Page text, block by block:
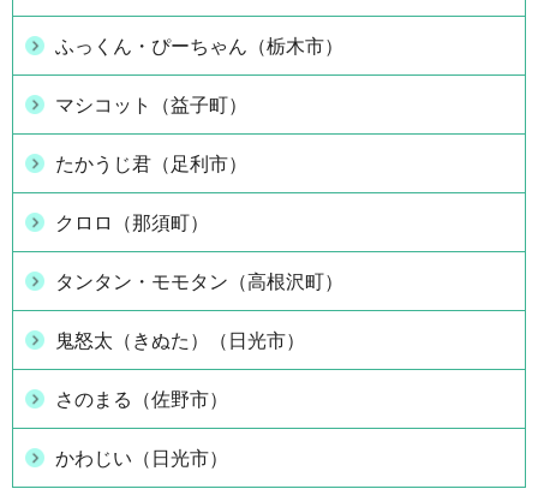
ふっくん・ぴーちゃん（栃木市）
マシコット（益子町）
たかうじ君（足利市）
クロロ（那須町）
タンタン・モモタン（高根沢町）
鬼怒太（きぬた）（日光市）
さのまる（佐野市）
かわじい（日光市）